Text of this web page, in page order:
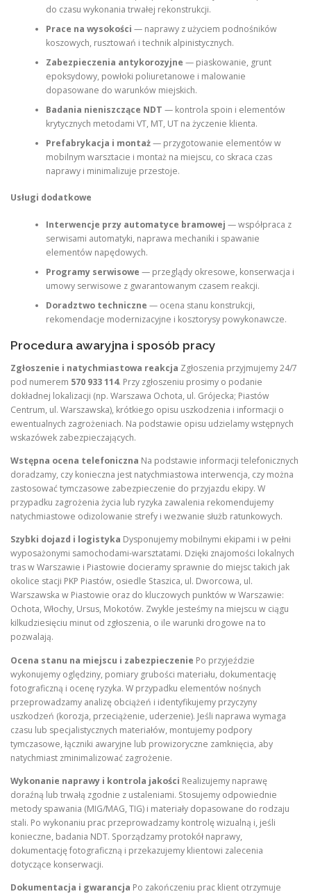
do czasu wykonania trwałej rekonstrukcji.
Prace na wysokości — naprawy z użyciem podnośników
koszowych, rusztowań i technik alpinistycznych.
Zabezpieczenia antykorozyjne — piaskowanie, grunt
epoksydowy, powłoki poliuretanowe i malowanie
dopasowane do warunków miejskich.
Badania nieniszczące NDT — kontrola spoin i elementów
krytycznych metodami VT, MT, UT na życzenie klienta.
Prefabrykacja i montaż— przygotowanie elementów w
mobilnym warsztacie i montaż na miejscu, co skraca czas
naprawy i minimalizuje przestoje.
Usługi dodatkowe
Interwencje przy automatyce bramowej — współpraca z
serwisami automatyki, naprawa mechaniki i spawanie
elementów napędowych.
Programy serwisowe — przeglądy okresowe, konserwacja i
umowy serwisowe z gwarantowanym czasem reakcji.
Doradztwo techniczne — ocena stanu konstrukcji,
rekomendacje modernizacyjne i kosztorysy powykonawcze.
Procedura awaryjna i sposób pracy
Zgłoszenie i natychmiastowa reakcja Zgłoszenia przyjmujemy 24/7
pod numerem 570 933 114. Przy zgłoszeniu prosimy o podanie
dokładnej lokalizacji (np. Warszawa Ochota, ul. Grójecka; Piastów
Centrum, ul. Warszawska), krótkiego opisu uszkodzenia i informacji o
ewentualnych zagrożeniach. Na podstawie opisu udzielamy wstępnych
wskazówek zabezpieczających.
Wstępna ocena telefoniczna Na podstawie informacji telefonicznych
doradzamy, czy konieczna jest natychmiastowa interwencja, czy można
zastosować tymczasowe zabezpieczenie do przyjazdu ekipy. W
przypadku zagrożenia życia lub ryzyka zawalenia rekomendujemy
natychmiastowe odizolowanie strefy i wezwanie służb ratunkowych.
Szybki dojazd i logistyka Dysponujemy mobilnymi ekipami i w pełni
wyposażonymi samochodami‑warsztatami. Dzięki znajomości lokalnych
tras w Warszawie i Piastowie docieramy sprawnie do miejsc takich jak
okolice stacji PKP Piastów, osiedle Staszica, ul. Dworcowa, ul.
Warszawska w Piastowie oraz do kluczowych punktów w Warszawie:
Ochota, Włochy, Ursus, Mokotów. Zwykle jesteśmy na miejscu w ciągu
kilkudziesięciu minut od zgłoszenia, o ile warunki drogowe na to
pozwalają.
Ocena stanu na miejscu i zabezpieczenie Po przyjeździe
wykonujemy oględziny, pomiary grubości materiału, dokumentację
fotograficzną i ocenę ryzyka. W przypadku elementów nośnych
przeprowadzamy analizę obciążeń i identyfikujemy przyczyny
uszkodzeń (korozja, przeciążenie, uderzenie). Jeśli naprawa wymaga
czasu lub specjalistycznych materiałów, montujemy podpory
tymczasowe, łączniki awaryjne lub prowizoryczne zamknięcia, aby
natychmiast zminimalizować zagrożenie.
Wykonanie naprawy i kontrola jakości Realizujemy naprawę
doraźną lub trwałą zgodnie z ustaleniami. Stosujemy odpowiednie
metody spawania (MIG/MAG, TIG) i materiały dopasowane do rodzaju
stali. Po wykonaniu prac przeprowadzamy kontrolę wizualną i, jeśli
konieczne, badania NDT. Sporządzamy protokół naprawy,
dokumentację fotograficzną i przekazujemy klientowi zalecenia
dotyczące konserwacji.
Dokumentacja i gwarancja Po zakończeniu prac klient otrzymuje